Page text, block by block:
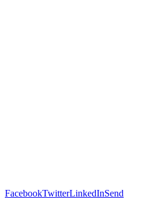
FacebookTwitterLinkedInSend